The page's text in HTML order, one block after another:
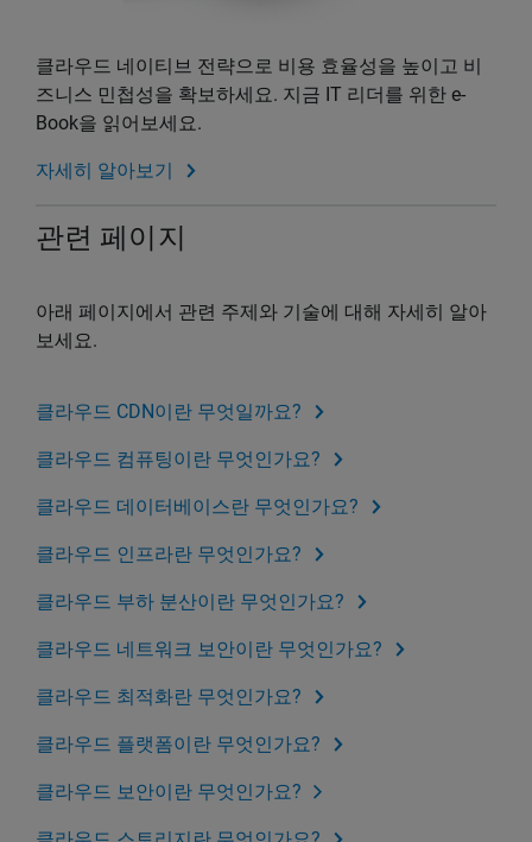
클라우드 네이티브 전략으로 비용 효율성을 높이고 비
즈니스 민첩성을 확보하세요. 지금 IT 리더를 위한 e-
Book을 읽어보세요.
자세히 알아보기
관련 페이지
아래 페이지에서 관련 주제와 기술에 대해 자세히 알아
보세요.
클라우드 CDN이란 무엇일까요?
클라우드 컴퓨팅이란 무엇인가요?
클라우드 데이터베이스란 무엇인가요?
클라우드 인프라란 무엇인가요?
클라우드 부하 분산이란 무엇인가요?
클라우드 네트워크 보안이란 무엇인가요?
클라우드 최적화란 무엇인가요?
클라우드 플랫폼이란 무엇인가요?
클라우드 보안이란 무엇인가요?